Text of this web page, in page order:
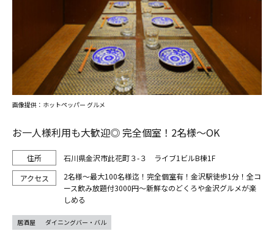
お一人様利用も大歓迎◎ 完全個室！2名様～OK
石川県金沢市此花町３-３ ライブ1ビルB棟1F
2名様～最大100名様迄！完全個室有！金沢駅徒歩1分！全コ
ース飲み放題付3000円～新鮮なのどくろや金沢グルメが楽
しめる
画像提供：ホットペッパー グルメ
居酒屋 ダイニングバー・バル